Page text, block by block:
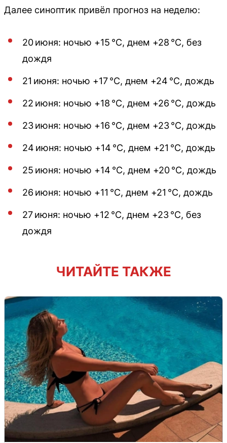
Далее синоптик привёл прогноз на неделю:
20 июня: ночью +15 °С, днем +28 °С, без
дождя
21 июня: ночью +17 °С, днем +24 °С, дождь
22 июня: ночью +18 °С, днем +26 °С, дождь
23 июня: ночью +16 °С, днем +23 °С, дождь
24 июня: ночью +14 °С, днем +21 °С, дождь
25 июня: ночью +14 °С, днем +20 °С, дождь
26 июня: ночью +11 °С, днем +21 °С, дождь
27 июня: ночью +12 °С, днем +23 °С, без
дождя
ЧИТАЙТЕ ТАКЖЕ